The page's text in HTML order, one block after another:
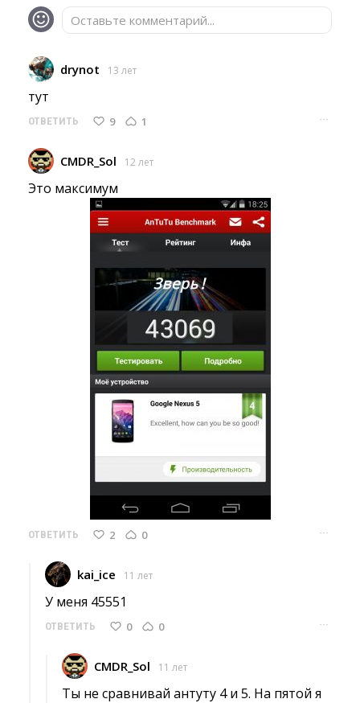
Оставьте комментарий...
drynot 13 лет
тут
ОТВЕТИТЬ 9 1 ···
CMDR_Sol 12 лет
Это максимум
ОТВЕТИТЬ 2 0 ···
kai_ice 11 лет
У меня 45551
ОТВЕТИТЬ 0 0 ···
CMDR_Sol 11 лет
Ты не сравнивай антуту 4 и 5. На пятой я